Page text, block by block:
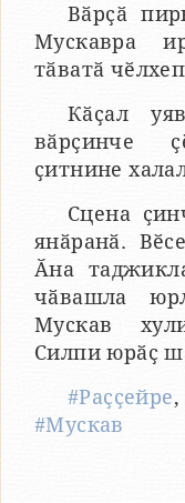
Вӑрҫӑ
Мускавра
тӑватӑ
Кӑҫал
вӑрҫинче
ҫитнине
Сцена
янӑранӑ.
Ӑна
чӑвашла
Мускав
Силпи юрӑҫ
#Раҫҫейре
#Мускав